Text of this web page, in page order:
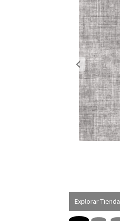
Explorar Tienda